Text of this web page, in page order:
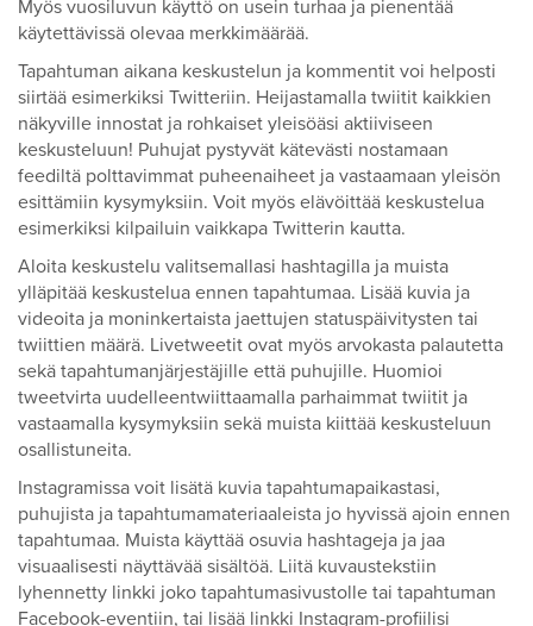
Myös vuosiluvun käyttö on usein turhaa ja pienentää
käytettävissä olevaa merkkimäärää.
Tapahtuman aikana keskustelun ja kommentit voi helposti
siirtää esimerkiksi Twitteriin. Heijastamalla twiitit kaikkien
näkyville innostat ja rohkaiset yleisöäsi aktiiviseen
keskusteluun! Puhujat pystyvät kätevästi nostamaan
feediltä polttavimmat puheenaiheet ja vastaamaan yleisön
esittämiin kysymyksiin. Voit myös elävöittää keskustelua
esimerkiksi kilpailuin vaikkapa Twitterin kautta.
Aloita keskustelu valitsemallasi hashtagilla ja muista
ylläpitää keskustelua ennen tapahtumaa. Lisää kuvia ja
videoita ja moninkertaista jaettujen statuspäivitysten tai
twiittien määrä. Livetweetit ovat myös arvokasta palautetta
sekä tapahtumanjärjestäjille että puhujille. Huomioi
tweetvirta uudelleentwiittaamalla parhaimmat twiitit ja
vastaamalla kysymyksiin sekä muista kiittää keskusteluun
osallistuneita.
Instagramissa voit lisätä kuvia tapahtumapaikastasi,
puhujista ja tapahtumamateriaaleista jo hyvissä ajoin ennen
tapahtumaa. Muista käyttää osuvia hashtageja ja jaa
visuaalisesti näyttävää sisältöä. Liitä kuvaustekstiin
lyhennetty linkki joko tapahtumasivustolle tai tapahtuman
Facebook-eventiin, tai lisää linkki Instagram-profiilisi